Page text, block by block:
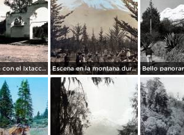
Amecameca con el Ixtaccihuatl por el Fotógrafos Hugo Brehme. Escena en la montana durante la Revolucion Mexicana por el Fotógrafo Walter H. Horne. ( Circulada el 25 de Septiembre de 1916 ).